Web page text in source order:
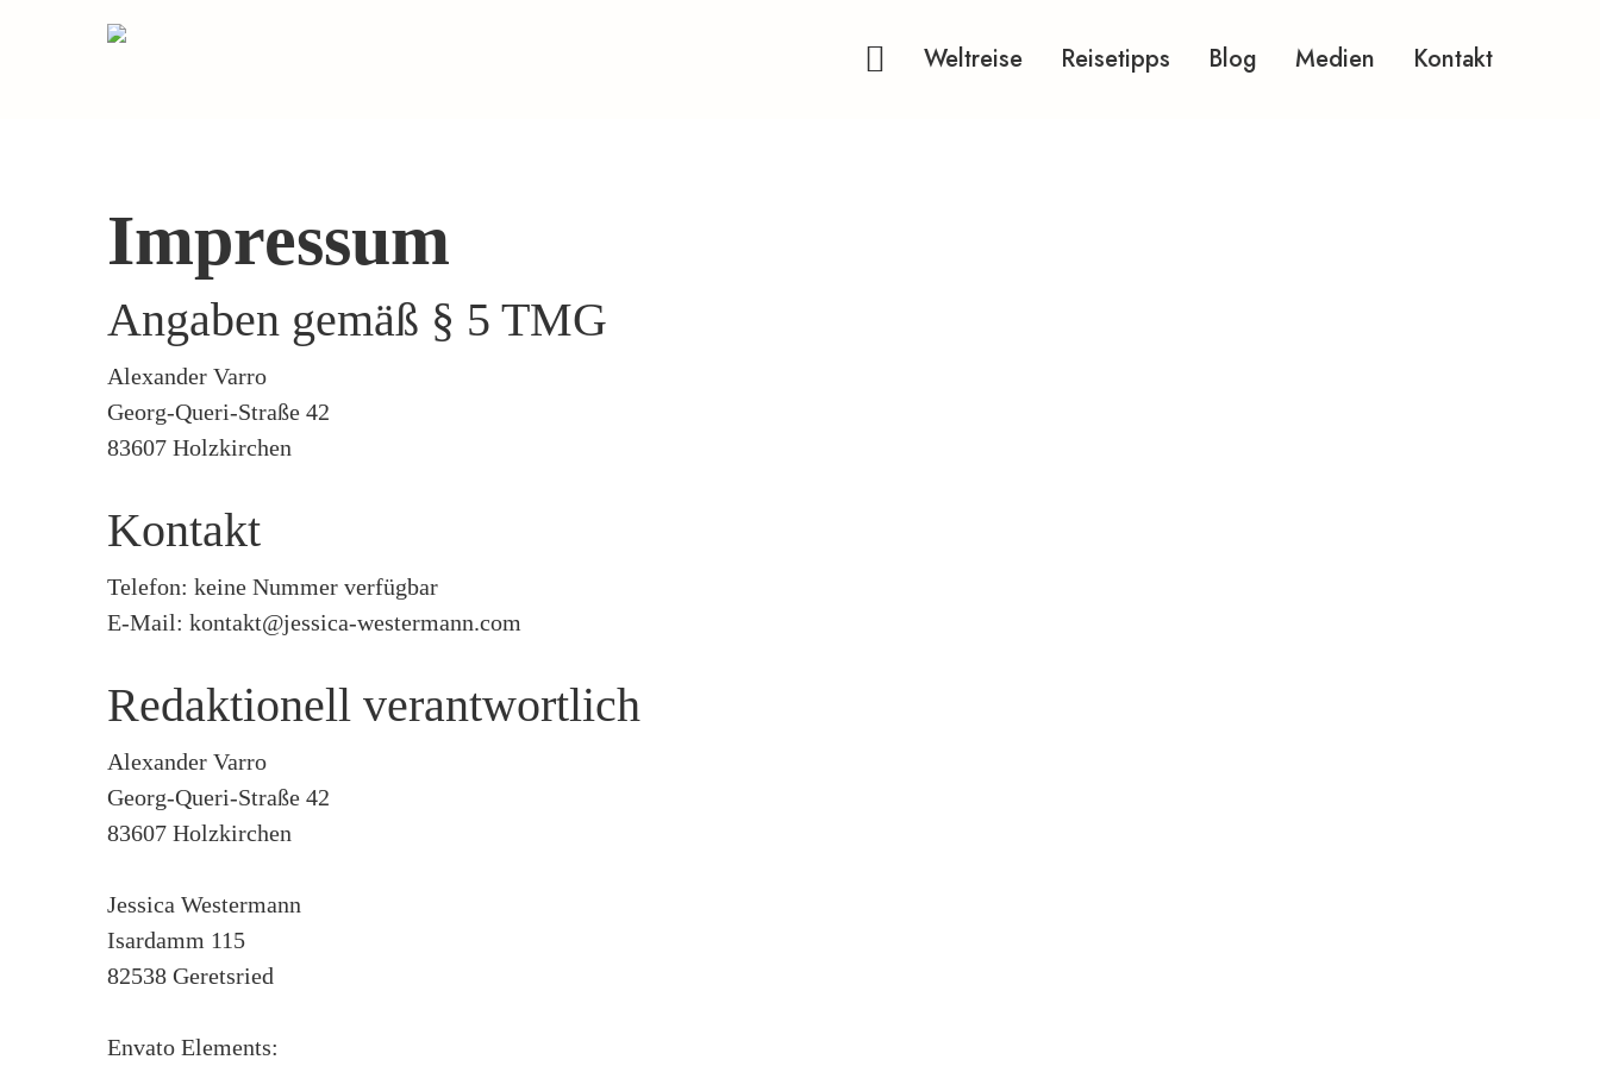
Weltreise Reisetipps Blog Medien Kontakt
Impressum
Angaben gemäß § 5 TMG
Alexander Varro
Georg-Queri-Straße 42
83607 Holzkirchen
Kontakt
Telefon: keine Nummer verfügbar
E-Mail: kontakt@jessica-westermann.com
Redaktionell verantwortlich
Alexander Varro
Georg-Queri-Straße 42
83607 Holzkirchen
Jessica Westermann
Isardamm 115
82538 Geretsried
Envato Elements: